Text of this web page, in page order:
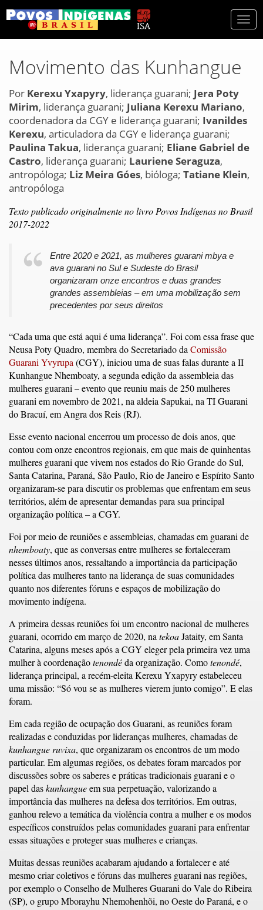
Movimento das Kunhangue
Por Kerexu Yxapyry, liderança guarani; Jera Poty
Mirim, liderança guarani; Juliana Kerexu Mariano,
coordenadora da CGY e liderança guarani; Ivanildes
Kerexu, articuladora da CGY e liderança guarani;
Paulina Takua, liderança guarani; Eliane Gabriel de
Castro, liderança guarani; Lauriene Seraguza,
antropóloga; Liz Meira Góes, bióloga; Tatiane Klein,
antropóloga
Texto publicado originalmente no livro Povos Indígenas no Brasil
2017-2022
Entre 2020 e 2021, as mulheres guarani mbya e
ava guarani no Sul e Sudeste do Brasil
organizaram onze encontros e duas grandes
grandes assembleias – em uma mobilização sem
precedentes por seus direitos
“Cada uma que está aqui é uma liderança”. Foi com essa frase que
Neusa Poty Quadro, membra do Secretariado da Comissão
Guarani Yvyrupa (CGY), iniciou uma de suas falas durante a II
Kunhangue Nhemboaty, a segunda edição da assembleia das
mulheres guarani – evento que reuniu mais de 250 mulheres
guarani em novembro de 2021, na aldeia Sapukai, na TI Guarani
do Bracuí, em Angra dos Reis (RJ).
Esse evento nacional encerrou um processo de dois anos, que
contou com onze encontros regionais, em que mais de quinhentas
mulheres guarani que vivem nos estados do Rio Grande do Sul,
Santa Catarina, Paraná, São Paulo, Rio de Janeiro e Espírito Santo
organizaram-se para discutir os problemas que enfrentam em seus
territórios, além de apresentar demandas para sua principal
organização política – a CGY.
Foi por meio de reuniões e assembleias, chamadas em guarani de
nhemboaty, que as conversas entre mulheres se fortaleceram
nesses últimos anos, ressaltando a importância da participação
política das mulheres tanto na liderança de suas comunidades
quanto nos diferentes fóruns e espaços de mobilização do
movimento indígena.
A primeira dessas reuniões foi um encontro nacional de mulheres
guarani, ocorrido em março de 2020, na tekoaJataity, em Santa
Catarina, alguns meses após a CGY eleger pela primeira vez uma
mulher à coordenaçãotenondéda organização. Comotenondé,
liderança principal, a recém-eleita Kerexu Yxapyry estabeleceu
uma missão: “Só vou se as mulheres vierem junto comigo”. E elas
foram.
Em cada região de ocupação dos Guarani, as reuniões foram
realizadas e conduzidas por lideranças mulheres, chamadas de
kunhangue ruvixa, que organizaram os encontros de um modo
particular. Em algumas regiões, os debates foram marcados por
discussões sobre os saberes e práticas tradicionais guarani e o
papel daskunhangueem sua perpetuação, valorizando a
importância das mulheres na defesa dos territórios. Em outras,
ganhou relevo a temática da violência contra a mulher e os modos
específicos construídos pelas comunidades guarani para enfrentar
essas situações e proteger suas mulheres e crianças.
Muitas dessas reuniões acabaram ajudando a fortalecer e até
mesmo criar coletivos e fóruns das mulheres guarani nas regiões,
por exemplo o Conselho de Mulheres Guarani do Vale do Ribeira
(SP), o grupo Mborayhu Nhemohenhõi, no Oeste do Paraná, e o